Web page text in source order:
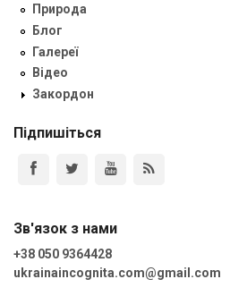
Природа
Блог
Галереї
Відео
Закордон
Підпишіться
Зв'язок з нами
+38 050 9364428
ukrainaincognita.com@gmail.com